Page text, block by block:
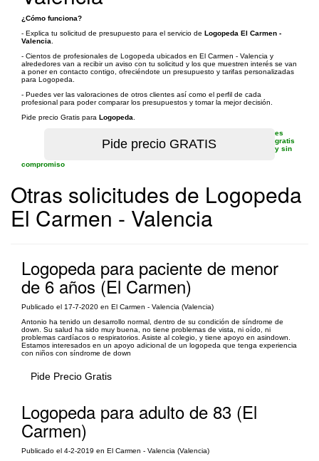
¿Cómo funciona?
- Explica tu solicitud de presupuesto para el servicio de Logopeda El Carmen -
Valencia
- Cientos de profesionales de Logopeda ubicados en El Carmen - Valencia y
alrededores van a recibir un aviso con tu solicitud y los que muestren interés se van
a poner en contacto contigo, ofreciéndote un presupuesto y tarifas personalizadas
para Logopeda.
- Puedes ver las valoraciones de otros clientes así como el perfil de cada
profesional para poder comparar los presupuestos y tomar la mejor decisión.
Pide precio Gratis para Logopeda
es
gratis
y sin
compromiso
Otras solicitudes de Logopeda
El Carmen - Valencia
Logopeda para paciente de menor
de 6 años (El Carmen)
Publicado el 17-7-2020 en El Carmen - Valencia (Valencia)
Antonio ha tenido un desarrollo normal, dentro de su condición de síndrome de
down. Su salud ha sido muy buena, no tiene problemas de vista, ni oído, ni
problemas cardíacos o respiratorios. Asiste al colegio, y tiene apoyo en asindown.
Estamos interesados en un apoyo adicional de un logopeda que tenga experiencia
con niños con síndrome de down
Pide Precio Gratis
Logopeda para adulto de 83 (El
Carmen)
Publicado el 4-2-2019 en El Carmen - Valencia (Valencia)